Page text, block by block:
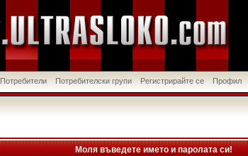
Потребители Потребителски групи Регистрирайте се Профил
Моля въведете името и паролата си!